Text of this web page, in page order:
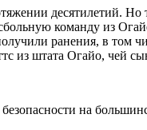
десятилетий. Но
команду из
ранения, в том
из штата Огайо, чей
на